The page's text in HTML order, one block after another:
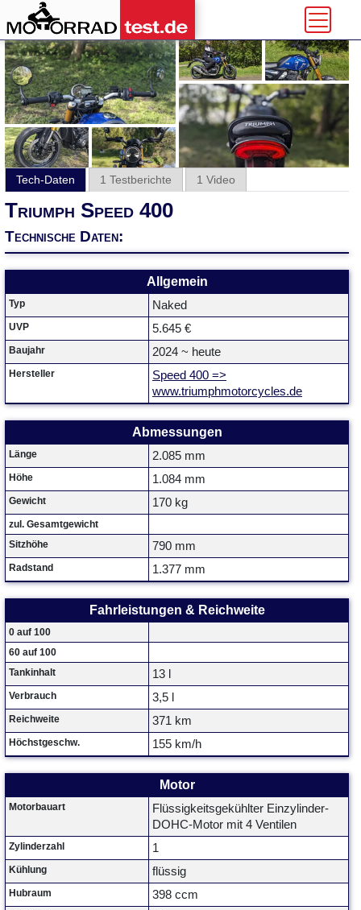
Tech-Daten 1 Testberichte 1 Video
Triumph Speed 400
Technische Daten:
Allgemein
Typ Naked
UVP 5.645 €
Baujahr 2024 ~ heute
Hersteller
Speed 400 =>
www.triumphmotorcycles.de
Abmessungen
Länge 2.085 mm
Höhe 1.084 mm
Gewicht 170 kg
zul. Gesamtgewicht
Sitzhöhe
790 mm
Radstand 1.377 mm
Fahrleistungen & Reichweite
0 auf 100
60 auf 100
Tankinhalt
13 l
Verbrauch 3,5 l
Reichweite 371 km
Höchstgeschw. 155 km/h
Motor
Motorbauart
Flüssigkeitsgekühlter Einzylinder-
DOHC-Motor mit 4 Ventilen
Zylinderzahl 1
Kühlung flüssig
Hubraum 398 ccm